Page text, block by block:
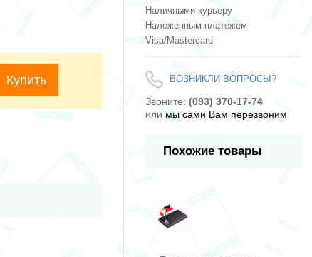
Купить
Наличными курьеру
Наложенным платежем
Visa/Mastercard
ВОЗНИКЛИ ВОПРОСЫ?
Звоните: (093) 370-17-74
или мы сами Вам перезвоним
Похожие товары